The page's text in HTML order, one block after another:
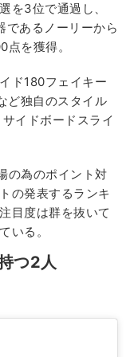
を3位で通過し、
であるノーリーから
を獲得。
ド180フェイキー
ど独自のスタイル
イドボードスライ
の為のポイント対
の発表するランキ
目度は群を抜いて
いる。
つ2人